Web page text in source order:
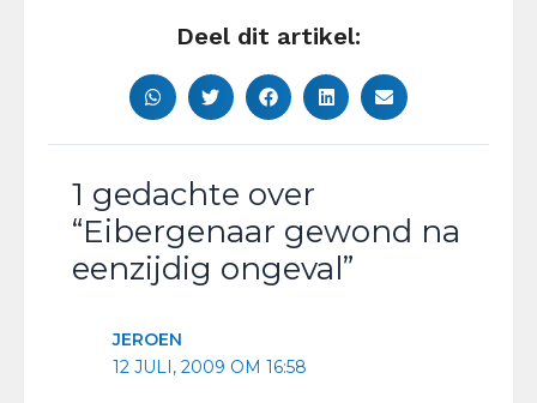
Deel dit artikel:
1 gedachte over
“Eibergenaar gewond na
eenzijdig ongeval”
JEROEN
12 JULI, 2009 OM 16:58